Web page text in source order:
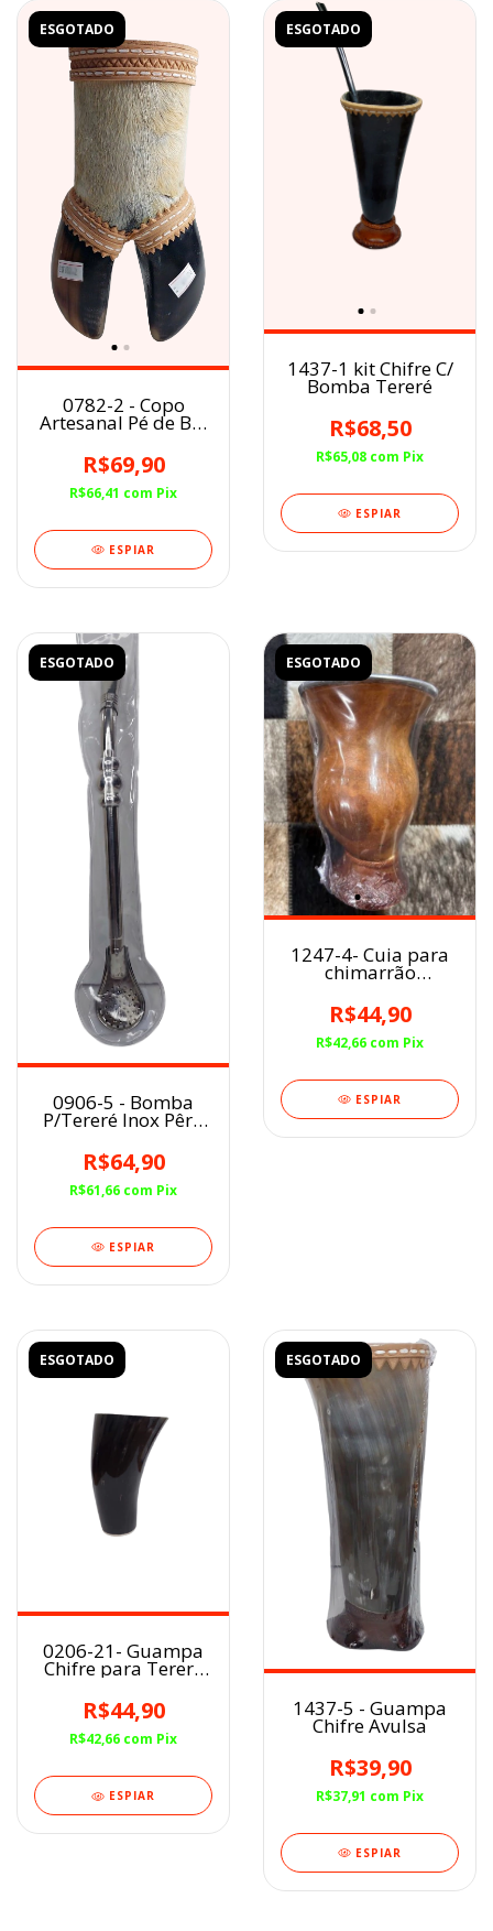
ESGOTADO
0782-2 - Copo
Artesanal Pé de Boi
R$69,90
R$66,41 com Pix
ESPIAR
ESGOTADO
1437-1 kit Chifre C/
Bomba Tereré
R$68,50
R$65,08 com Pix
ESPIAR
ESGOTADO
0906-5 - Bomba
P/Tereré Inox Pêra
R$64,90
R$61,66 com Pix
ESPIAR
ESGOTADO
1247-4- Cuia para
chimarrão
R$44,90
R$42,66 com Pix
ESPIAR
ESGOTADO
0206-21- Guampa
Chifre para Tereré
Preto/Listras
brancas
R$44,90
R$42,66 com Pix
ESPIAR
ESGOTADO
1437-5 - Guampa
Chifre Avulsa
R$39,90
R$37,91 com Pix
ESPIAR